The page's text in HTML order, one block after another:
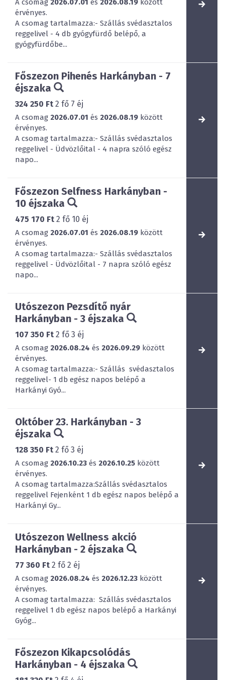
A csomag 2026.07.01 és 2026.08.19 között
érvényes.
A csomag tartalmazza:- Szállás svédasztalos
reggelivel - 4 db gyógyfürdő belépő, a
gyógyfürdőbe...
Főszezon Pihenés Harkányban - 7
éjszaka
324 250 Ft 2 fő 7 éj
A csomag 2026.07.01 és 2026.08.19 között
érvényes.
A csomag tartalmazza:- Szállás svédasztalos
reggelivel - Üdvözlőital - 4 napra szóló egész
napo...
Főszezon Selfness Harkányban -
10 éjszaka
475 170 Ft 2 fő 10 éj
A csomag 2026.07.01 és 2026.08.19 között
érvényes.
A csomag tartalmazza:- Szállás svédasztalos
reggelivel - Üdvözlőital - 7 napra szóló egész
napo...
Utószezon Pezsdítő nyár
Harkányban - 3 éjszaka
107 350 Ft 2 fő 3 éj
A csomag 2026.08.24 és 2026.09.29 között
érvényes.
A csomag tartalmazza:- Szállás svédasztalos
reggelivel- 1 db egész napos belépő a
Harkányi Gyó...
Október 23. Harkányban - 3
éjszaka
128 350 Ft 2 fő 3 éj
A csomag 2026.10.23 és 2026.10.25 között
érvényes.
A csomag tartalmazza:Szállás svédasztalos
reggelivel Fejenként 1 db egész napos belépő a
Harkányi Gy...
Utószezon Wellness akció
Harkányban - 2 éjszaka
77 360 Ft 2 fő 2 éj
A csomag 2026.08.24 és 2026.12.23 között
érvényes.
A csomag tartalmazza: Szállás svédasztalos
reggelivel 1 db egész napos belépő a Harkányi
Gyóg...
Főszezon Kikapcsolódás
Harkányban - 4 éjszaka